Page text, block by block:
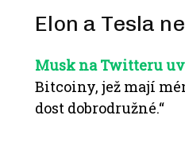
Elon a Tesla
Musk na Twitteru
Bitcoiny, jež mají
dost dobrodružné.“